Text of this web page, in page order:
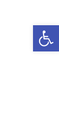
Deschide bara de unelte